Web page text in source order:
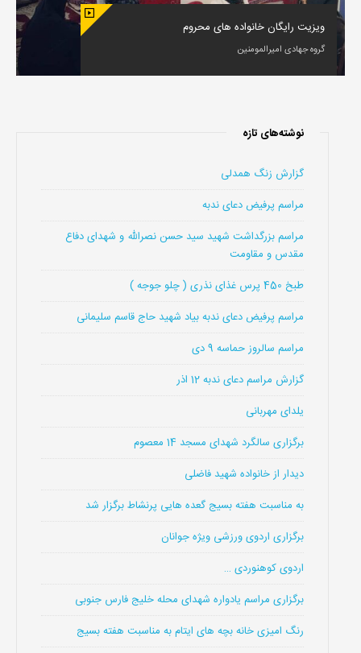
ویزیت رایگان خانواده های محروم
گروه جهادی امیرالمومنین
نوشته‌های تازه
گزارش زنگ همدلی
مراسم پرفیض دعای ندبه
مراسم بزرگداشت شهید سید حسن نصرالله و شهدای دفاع
مقدس و مقاومت
طبخ 450 پرس غذای نذری ( چلو جوجه )
مراسم پرفیض دعای ندبه بیاد شهید حاج قاسم سلیمانی
مراسم سالروز حماسه 9 دی
گزارش مراسم دعای ندبه 12 اذر
یلدای مهربانی
برگزاری سالگرد شهدای مسجد 14 معصوم
دیدار از خانواده شهید فاضلی
به مناسبت هفته بسیج گعده هایی پرنشاط برگزار شد
برگزاری اردوی ورزشی ویژه جوانان
اردوی کوهنوردی …
برگزاری مراسم یادواره شهدای محله خلیج فارس جنوبی
رنگ امیزی خانه بچه های ایتام به مناسبت هفته بسیج